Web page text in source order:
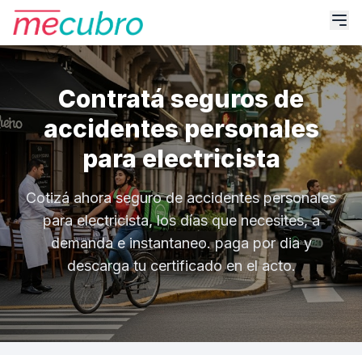
Contratá seguros de
accidentes personales
para electricista
Cotizá ahora seguro de accidentes personales
para electricista, los días que necesites, a
demanda e instantaneo. paga por dia y
descarga tu certificado en el acto.